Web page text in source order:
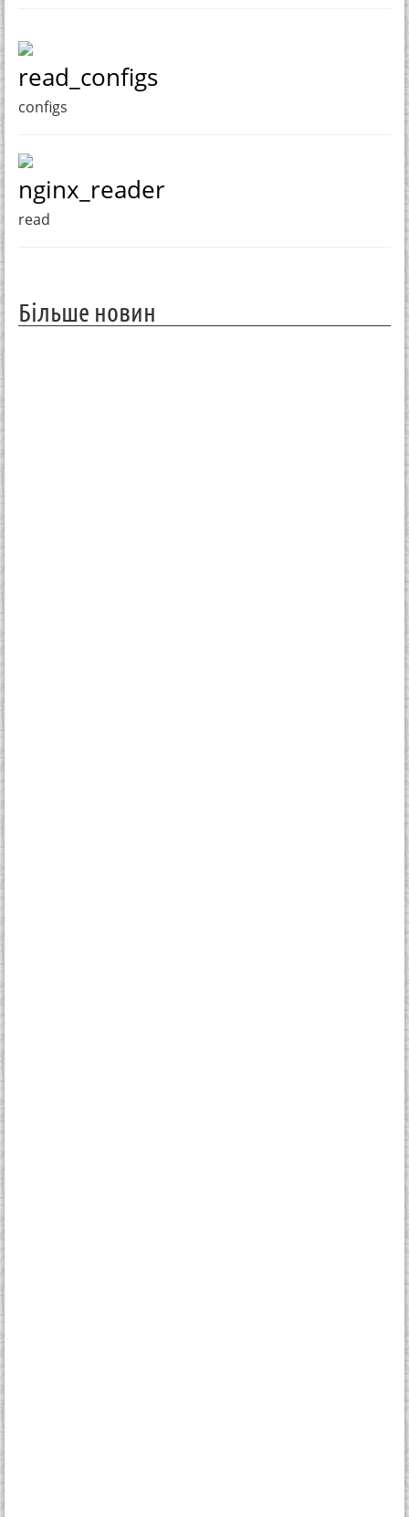
read_configs
configs
nginx_reader
read
Більше новин